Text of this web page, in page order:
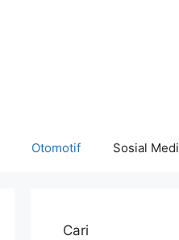
Otomotif Sosial
Cari